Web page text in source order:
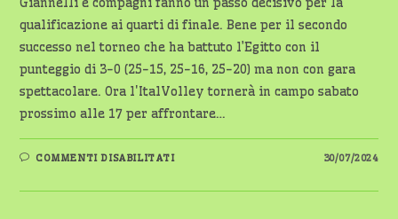
qualificazione ai quarti di finale. Bene per il secondo
successo nel torneo che ha battuto l’Egitto con il
punteggio di 3-0 (25-15, 25-16, 25-20) ma non con gara
spettacolare. Ora l'ItalVolley tornerà in campo sabato
prossimo alle 17 per affrontare…
COMMENTI DISABILITATISU
MASCHILE,
30/07/2024